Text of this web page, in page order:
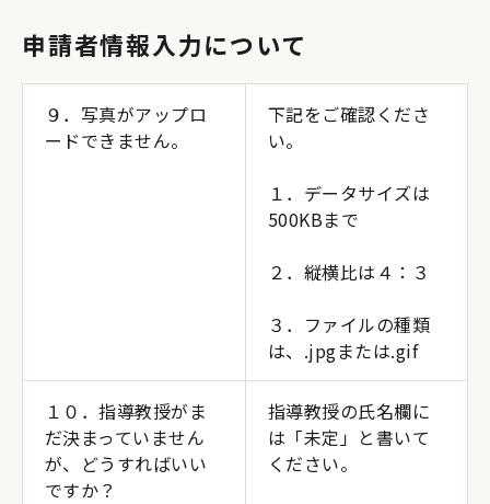
申請者情報入力について
９．写真がアップロ
ードできません。
下記をご確認くださ
い。
１．データサイズは
500KBまで
２．縦横比は４：３
３．ファイルの種類
は、.jpgまたは.gif
１０．指導教授がま
だ決まっていません
が、どうすればいい
ですか？
指導教授の氏名欄に
は「未定」と書いて
ください。